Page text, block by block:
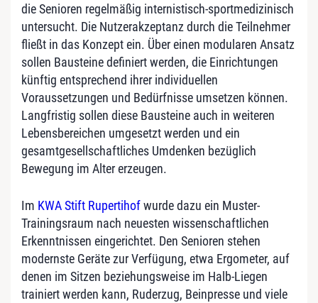
die Senioren regelmäßig internistisch-sportmedizinisch
untersucht. Die Nutzerakzeptanz durch die Teilnehmer
fließt in das Konzept ein. Über einen modularen Ansatz
sollen Bausteine definiert werden, die Einrichtungen
künftig entsprechend ihrer individuellen
Voraussetzungen und Bedürfnisse umsetzen können.
Langfristig sollen diese Bausteine auch in weiteren
Lebensbereichen umgesetzt werden und ein
gesamtgesellschaftliches Umdenken bezüglich
Bewegung im Alter erzeugen.
Im KWA Stift Rupertihofwurde dazu ein Muster-
Trainingsraum nach neuesten wissenschaftlichen
Erkenntnissen eingerichtet. Den Senioren stehen
modernste Geräte zur Verfügung, etwa Ergometer, auf
denen im Sitzen beziehungsweise im Halb-Liegen
trainiert werden kann, Ruderzug, Beinpresse und viele